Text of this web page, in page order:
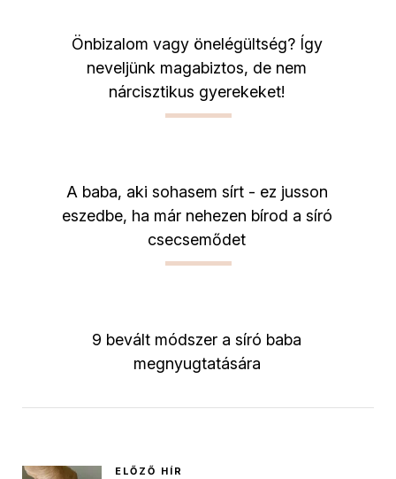
Önbizalom vagy önelégültség? Így
neveljünk magabiztos, de nem
nárcisztikus gyerekeket!
A baba, aki sohasem sírt - ez jusson
eszedbe, ha már nehezen bírod a síró
csecsemődet
9 bevált módszer a síró baba
megnyugtatására
ELŐZŐ HÍR